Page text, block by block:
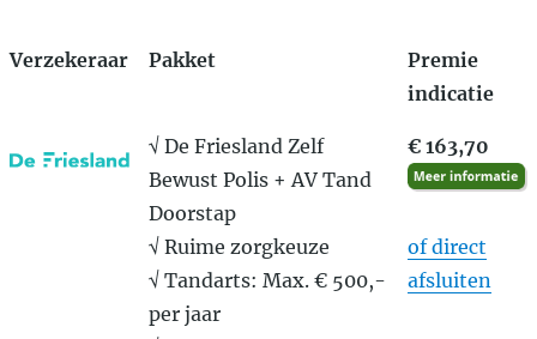
Verzekeraar Pakket
Premie
indicatie
√ De Friesland Zelf
Bewust Polis + AV Tand
Doorstap
√ Ruime zorgkeuze
√ Tandarts: Max. € 500,-
per jaar
€ 163,70
of direct
afsluiten